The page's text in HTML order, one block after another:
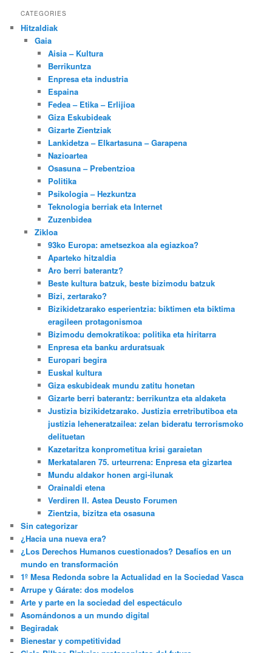
CATEGORIES
Hitzaldiak
Gaia
Aisia – Kultura
Berrikuntza
Enpresa eta industria
Espaina
Fedea – Etika – Erlijioa
Giza Eskubideak
Gizarte Zientziak
Lankidetza – Elkartasuna – Garapena
Nazioartea
Osasuna – Prebentzioa
Politika
Psikologia – Hezkuntza
Teknologia berriak eta Internet
Zuzenbidea
Zikloa
93ko Europa: ametsezkoa ala egiazkoa?
Aparteko hitzaldia
Aro berri baterantz?
Beste kultura batzuk, beste bizimodu batzuk
Bizi, zertarako?
Bizikidetzarako esperientzia: biktimen eta biktima
eragileen protagonismoa
Bizimodu demokratikoa: politika eta hiritarra
Enpresa eta banku arduratsuak
Europari begira
Euskal kultura
Giza eskubideak mundu zatitu honetan
Gizarte berri baterantz: berrikuntza eta aldaketa
Justizia bizikidetzarako. Justizia erretributiboa eta
justizia leheneratzailea: zelan bideratu terrorismoko
delituetan
Kazetaritza konprometitua krisi garaietan
Merkatalaren 75. urteurrena: Enpresa eta gizartea
Mundu aldakor honen argi-ilunak
Orainaldi etena
Verdiren II. Astea Deusto Forumen
Zientzia, bizitza eta osasuna
Sin categorizar
¿Hacia una nueva era?
¿Los Derechos Humanos cuestionados? Desafíos en un
mundo en transformación
1º Mesa Redonda sobre la Actualidad en la Sociedad Vasca
Arrupe y Gárate: dos modelos
Arte y parte en la sociedad del espectáculo
Asomándonos a un mundo digital
Begiradak
Bienestar y competitividad